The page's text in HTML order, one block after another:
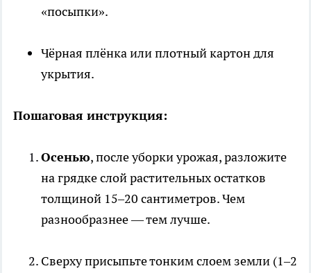
«посыпки».
Чёрная плёнка или плотный картон для
укрытия.
Пошаговая инструкция:
Осенью, после уборки урожая, разложите
на грядке слой растительных остатков
толщиной 15–20 сантиметров. Чем
разнообразнее — тем лучше.
Сверху присыпьте тонким слоем земли (1–2